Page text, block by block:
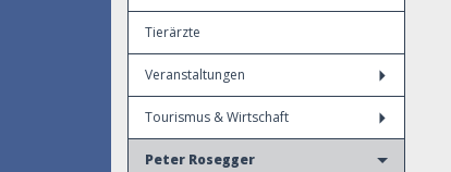
Tierärzte
Veranstaltungen
Tourismus & Wirtschaft
Peter Rosegger